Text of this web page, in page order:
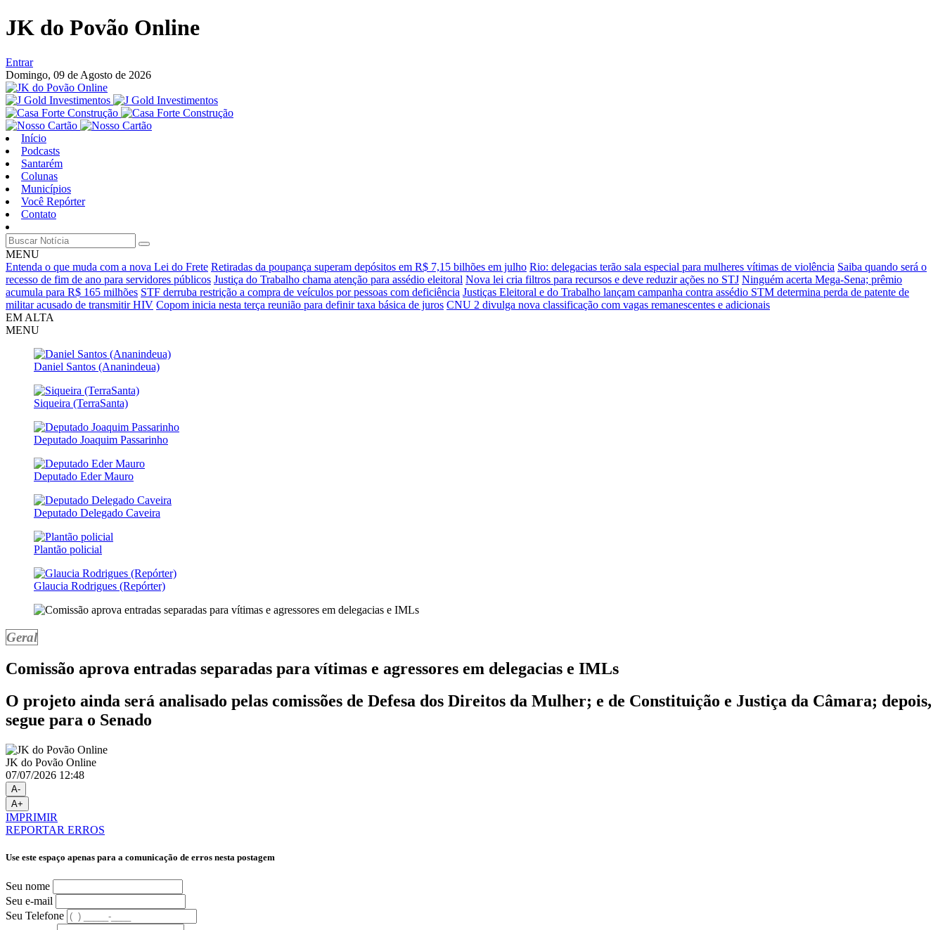
JK do Povão Online
Entrar
Domingo, 09 de Agosto de 2026
Início
Podcasts
Santarém
Colunas
Municípios
Você Repórter
Contato
MENU
Entenda o que muda com a nova Lei do Frete Retiradas da poupança superam depósitos em R$ 7,15 bilhões em julho Rio: delegacias terão sala especial para mulheres vítimas de violência Saiba quando será o
recesso de fim de ano para servidores públicos Justiça do Trabalho chama atenção para assédio eleitoral Nova lei cria filtros para recursos e deve reduzir ações no STJ Ninguém acerta Mega-Sena; prêmio
acumula para R$ 165 milhões STF derruba restrição a compra de veículos por pessoas com deficiência Justiças Eleitoral e do Trabalho lançam campanha contra assédio STM determina perda de patente de
militar acusado de transmitir HIV Copom inicia nesta terça reunião para definir taxa básica de juros CNU 2 divulga nova classificação com vagas remanescentes e adicionais
EM ALTA
MENU
Daniel Santos (Ananindeua)
Siqueira (TerraSanta)
Deputado Joaquim Passarinho
Deputado Eder Mauro
Deputado Delegado Caveira
Plantão policial
Glaucia Rodrigues (Repórter)
Geral
Comissão aprova entradas separadas para vítimas e agressores em delegacias e IMLs
O projeto ainda será analisado pelas comissões de Defesa dos Direitos da Mulher; e de Constituição e Justiça da Câmara; depois,
segue para o Senado
JK do Povão Online
07/07/2026 12:48
A-
A+
IMPRIMIR
REPORTAR ERROS
Use este espaço apenas para a comunicação de erros nesta postagem
Seu nome
Seu e-mail
Seu Telefone